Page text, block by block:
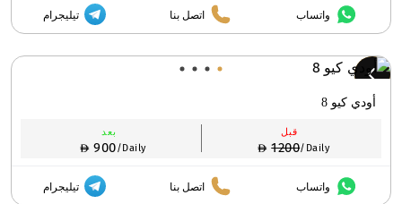
واتساب اتصل بنا تيليجرام
أودي كيو 8
قبل
1200/Daily
بعد
900/Daily
واتساب اتصل بنا تيليجرام